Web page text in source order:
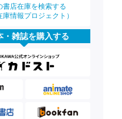
書店在庫を検索する
庫情報プロジェクト）
・雑誌を購入する